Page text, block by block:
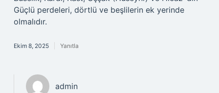
Güçlü perdeleri, dörtlü ve beşlilerin ek yerinde
olmalıdır.
Ekim 8, 2025 Yanıtla
admin